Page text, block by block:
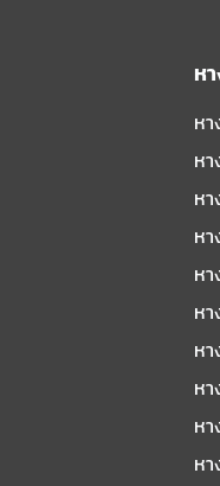
ห
ห
ห
ห
ห
ห
ห
ห
ห
ห
ห